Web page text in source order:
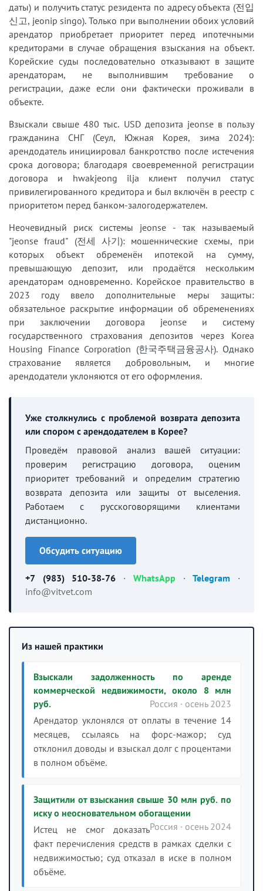
даты) и получить статус резидента по адресу объекта (전입
신고, jeonip singo). Только при выполнении обоих условий
арендатор приобретает приоритет перед ипотечными
кредиторами в случае обращения взыскания на объект.
Корейские суды последовательно отказывают в защите
арендаторам, не выполнившим требование о
регистрации, даже если они фактически проживали в
объекте.
Взыскали свыше 480 тыс. USD депозита jeonse в пользу
гражданина СНГ (Сеул, Южная Корея, зима 2024):
арендодатель инициировал банкротство после истечения
срока договора; благодаря своевременной регистрации
договора и hwakjeong ilja клиент получил статус
привилегированного кредитора и был включён в реестр с
приоритетом перед банком-залогодержателем.
Неочевидный риск системы jeonse - так называемый
"jeonse fraud" (전세 사기): мошеннические схемы, при
которых объект обременён ипотекой на сумму,
превышающую депозит, или продаётся нескольким
арендаторам одновременно. Корейское правительство в
2023 году ввело дополнительные меры защиты:
обязательное раскрытие информации об обременениях
при заключении договора jeonse и систему
государственного страхования депозитов через Korea
Housing Finance Corporation (한국주택금융공사). Однако
страхование является добровольным, и многие
арендодатели уклоняются от его оформления.
Уже столкнулись с проблемой возврата депозита
или спором с арендодателем в Корее?
Проведём правовой анализ вашей ситуации:
проверим регистрацию договора, оценим
приоритет требований и определим стратегию
возврата депозита или защиты от выселения.
Работаем с русскоговорящими клиентами
дистанционно.
Обсудить ситуацию
+7 (983) 510-38-76 · WhatsApp ·Telegram ·
info@vitvet.com
Из нашей практики
Взыскали задолженность по аренде
коммерческой недвижимости, около 8 млн
руб.
Россия · осень 2023
Арендатор уклонялся от оплаты в течение 14
месяцев, ссылаясь на форс-мажор; суд
отклонил доводы и взыскал долг с процентами
в полном объёме.
Защитили от взыскания свыше 30 млн руб. по
иску о неосновательном обогащении
Россия · осень 2024
Истец не смог доказать
факт перечисления средств в рамках сделки с
недвижимостью; суд отказал в иске в полном
объёме.